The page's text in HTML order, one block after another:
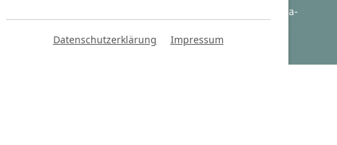
info(at)victoria-
Datenschutzerklärung Impressum